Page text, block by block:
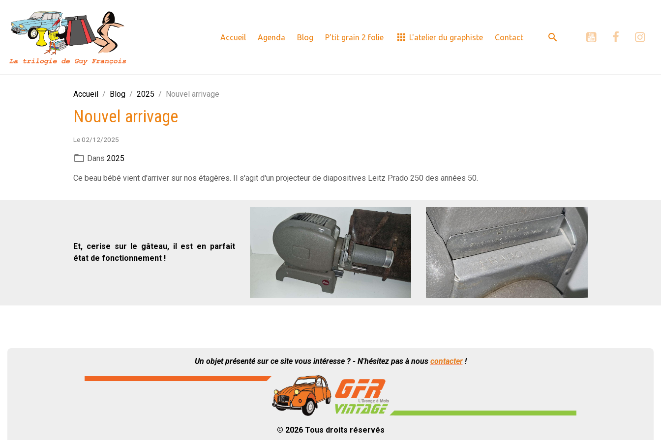
Accueil Agenda Blog P'tit grain 2 folie L'atelier du graphiste Contact
Accueil Blog 2025 Nouvel arrivage
Nouvel arrivage
Le 02/12/2025
Dans2025
Ce beau bébé vient d'arriver sur nos étagères. Il s'agit d'un projecteur de diapositives Leitz Prado 250 des années 50.
Et, cerise sur le gâteau, il est en parfait
état de fonctionnement !
Un objet présenté sur ce site vous intéresse ? - N'hésitez pas à nous contacter !
© 2026 Tous droits réservés